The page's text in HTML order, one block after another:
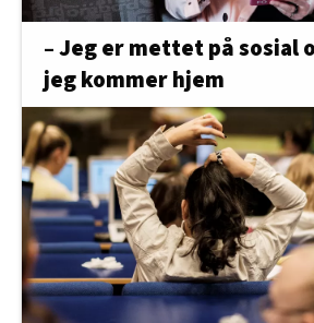
– Jeg er mettet på sosial
jeg kommer hjem